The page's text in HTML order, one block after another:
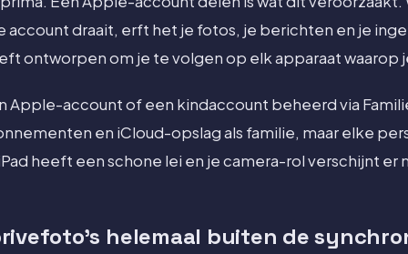
account draait, erft het je fotos, je berichten en je
ontworpen om je te volgen op elk apparaat waarop
Apple-account of een kindaccount beheerd via
en iCloud-opslag als familie, maar elke
heeft een schone lei en je camera-rol verschijnt er
helemaal buiten de